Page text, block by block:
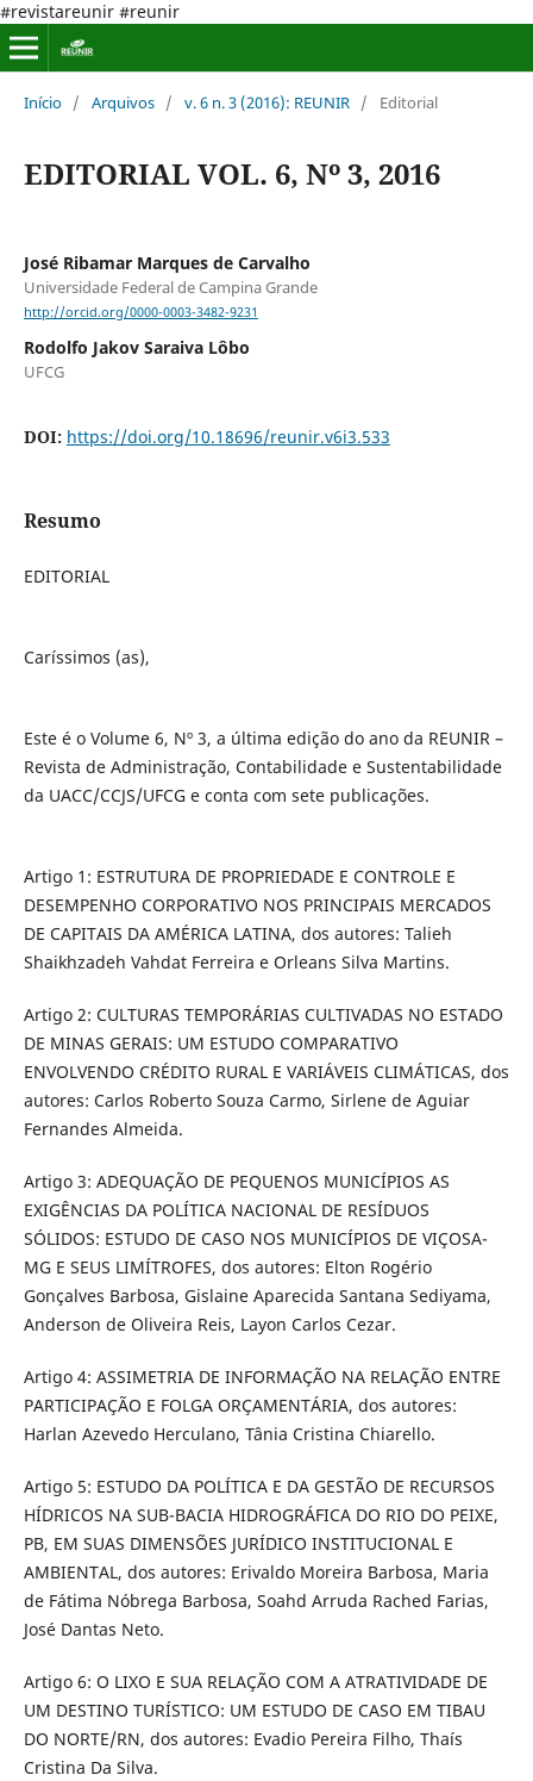
#revistareunir #reunir
Início / Arquivos / v. 6 n. 3 (2016): REUNIR / Editorial
EDITORIAL VOL. 6, Nº 3, 2016
José Ribamar Marques de Carvalho
Universidade Federal de Campina Grande
http://orcid.org/0000-0003-3482-9231
Rodolfo Jakov Saraiva Lôbo
UFCG
DOI: https://doi.org/10.18696/reunir.v6i3.533
Resumo
EDITORIAL
Caríssimos (as),
Este é o Volume 6, Nº 3, a última edição do ano da REUNIR –
Revista de Administração, Contabilidade e Sustentabilidade
da UACC/CCJS/UFCG e conta com sete publicações.
Artigo 1: ESTRUTURA DE PROPRIEDADE E CONTROLE E
DESEMPENHO CORPORATIVO NOS PRINCIPAIS MERCADOS
DE CAPITAIS DA AMÉRICA LATINA, dos autores: Talieh
Shaikhzadeh Vahdat Ferreira e Orleans Silva Martins.
Artigo 2: CULTURAS TEMPORÁRIAS CULTIVADAS NO ESTADO
DE MINAS GERAIS: UM ESTUDO COMPARATIVO
ENVOLVENDO CRÉDITO RURAL E VARIÁVEIS CLIMÁTICAS, dos
autores: Carlos Roberto Souza Carmo, Sirlene de Aguiar
Fernandes Almeida.
Artigo 3: ADEQUAÇÃO DE PEQUENOS MUNICÍPIOS AS
EXIGÊNCIAS DA POLÍTICA NACIONAL DE RESÍDUOS
SÓLIDOS: ESTUDO DE CASO NOS MUNICÍPIOS DE VIÇOSA-
MG E SEUS LIMÍTROFES, dos autores: Elton Rogério
Gonçalves Barbosa, Gislaine Aparecida Santana Sediyama,
Anderson de Oliveira Reis, Layon Carlos Cezar.
Artigo 4: ASSIMETRIA DE INFORMAÇÃO NA RELAÇÃO ENTRE
PARTICIPAÇÃO E FOLGA ORÇAMENTÁRIA, dos autores:
Harlan Azevedo Herculano, Tânia Cristina Chiarello.
Artigo 5: ESTUDO DA POLÍTICA E DA GESTÃO DE RECURSOS
HÍDRICOS NA SUB-BACIA HIDROGRÁFICA DO RIO DO PEIXE,
PB, EM SUAS DIMENSÕES JURÍDICO INSTITUCIONAL E
AMBIENTAL, dos autores: Erivaldo Moreira Barbosa, Maria
de Fátima Nóbrega Barbosa, Soahd Arruda Rached Farias,
José Dantas Neto.
Artigo 6: O LIXO E SUA RELAÇÃO COM A ATRATIVIDADE DE
UM DESTINO TURÍSTICO: UM ESTUDO DE CASO EM TIBAU
DO NORTE/RN, dos autores: Evadio Pereira Filho, Thaís
Cristina Da Silva.